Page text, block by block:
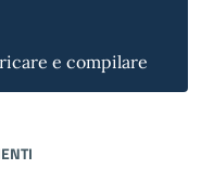
e compilare